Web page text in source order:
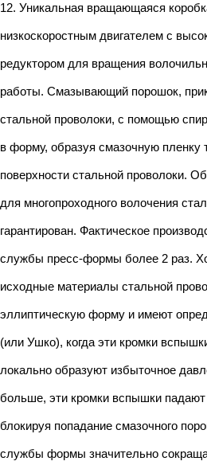
12. Уникальная вращающаяся
низкоскоростным двигателем с
редуктором для вращения
работы. Смазывающий порошок,
стальной проволоки, с помощью
в форму, образуя смазочную
поверхности стальной проволоки.
для многопроходного волочения
гарантирован. Фактическое
службы пресс-формы более 2 раз.
исходные материалы стальной
эллиптическую форму и имеют
(или Ушко), когда эти кромки
локально образуют избыточное
больше, эти кромки вспышки падают
блокируя попадание смазочного
службы формы значительно